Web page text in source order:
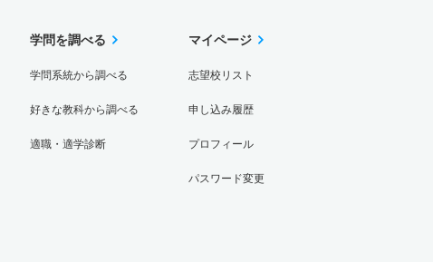
学問を調べる
学問系統から調べる
好きな教科から調べる
適職・適学診断
マイページ
志望校リスト
申し込み履歴
プロフィール
パスワード変更